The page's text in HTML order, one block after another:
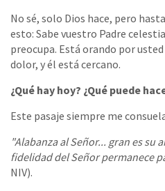
No sé, solo Dios hace, pero
esto: Sabe vuestro Padre
preocupa. Está orando por
dolor, y él está cercano.
¿Qué hay hoy? ¿Qué puede
Este pasaje siempre me
"Alabanza al Señor... gran es su
fidelidad del Señor permanece
NIV).